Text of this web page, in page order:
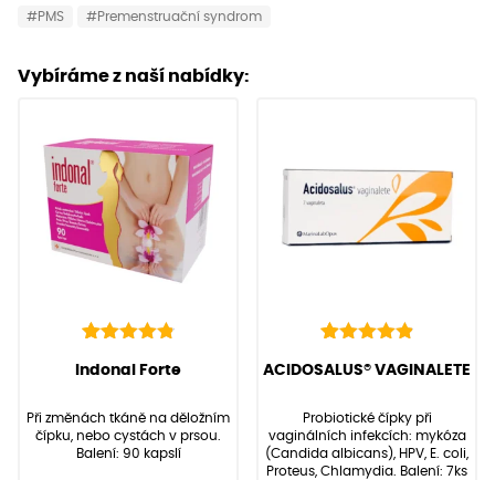
#PMS #Premenstruační syndrom
Vybíráme z naší nabídky:
4.90
základě
hodnocení
zákazníků
(Hodnocení:136
Indonal Forte
Při změnách tkáně na děložním
čípku, nebo cystách v prsou.
Balení: 90 kapslí
4.95
základě
hodnocení
zákazníků
(Hodnocení:22)
ACIDOSALUS® VAGINALETE
Probiotické čípky při
vaginálních infekcích: mykóza
(Candida albicans), HPV, E. coli,
Proteus, Chlamydia. Balení: 7ks